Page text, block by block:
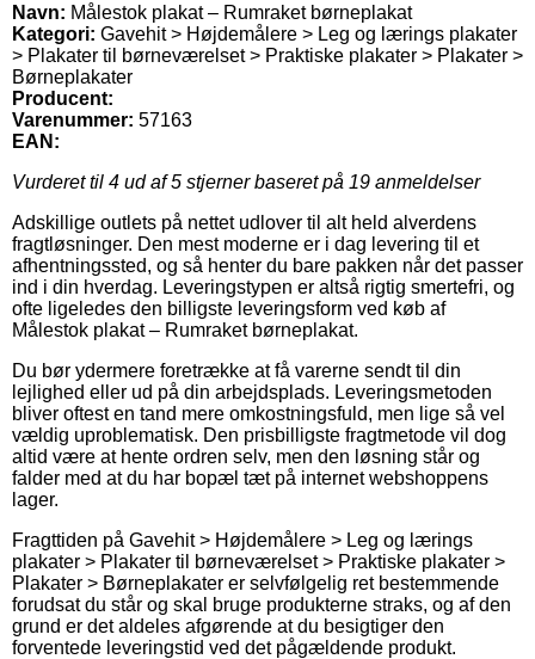
Navn: Målestok plakat – Rumraket børneplakat
Kategori: Gavehit > Højdemålere > Leg og lærings plakater
> Plakater til børneværelset > Praktiske plakater > Plakater >
Børneplakater
Producent:
Varenummer: 57163
EAN:
Vurderet til 4 ud af 5 stjerner baseret på 19 anmeldelser
Adskillige outlets på nettet udlover til alt held alverdens
fragtløsninger. Den mest moderne er i dag levering til et
afhentningssted, og så henter du bare pakken når det passer
ind i din hverdag. Leveringstypen er altså rigtig smertefri, og
ofte ligeledes den billigste leveringsform ved køb af
Målestok plakat – Rumraket børneplakat.
Du bør ydermere foretrække at få varerne sendt til din
lejlighed eller ud på din arbejdsplads. Leveringsmetoden
bliver oftest en tand mere omkostningsfuld, men lige så vel
vældig uproblematisk. Den prisbilligste fragtmetode vil dog
altid være at hente ordren selv, men den løsning står og
falder med at du har bopæl tæt på internet webshoppens
lager.
Fragttiden på Gavehit > Højdemålere > Leg og lærings
plakater > Plakater til børneværelset > Praktiske plakater >
Plakater > Børneplakater er selvfølgelig ret bestemmende
forudsat du står og skal bruge produkterne straks, og af den
grund er det aldeles afgørende at du besigtiger den
forventede leveringstid ved det pågældende produkt.